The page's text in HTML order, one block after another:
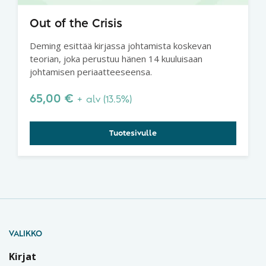
Out of the Crisis
Deming esittää kirjassa johtamista koskevan
teorian, joka perustuu hänen 14 kuuluisaan
johtamisen periaatteeseensa.
65,00 € + alv (13.5%)
Tuotesivulle
VALIKKO
Kirjat